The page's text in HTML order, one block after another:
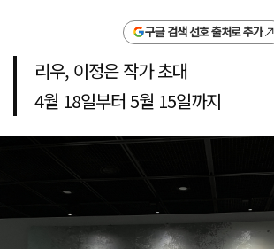
구글 검색 선호 출처로 추가
리우, 이정은 작가 초대
4월 18일부터 5월 15일까지